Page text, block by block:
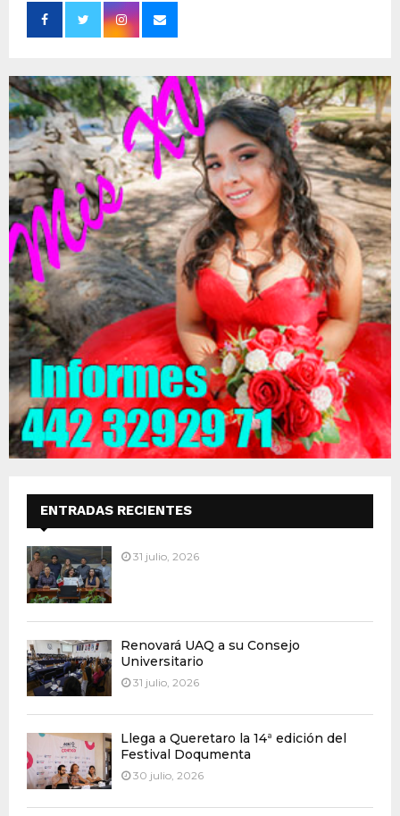
ENTRADAS RECIENTES
31 julio, 2026
Renovará UAQ a su Consejo
Universitario
31 julio, 2026
Llega a Queretaro la 14ª edición del
Festival Doqumenta
30 julio, 2026